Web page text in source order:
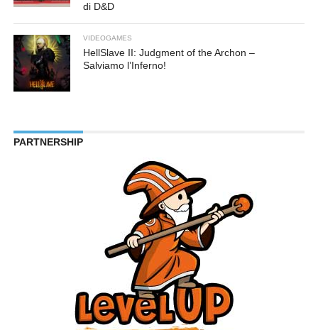
di D&D
VIDEOGAMES
HellSlave II: Judgment of the Archon –
Salviamo l’Inferno!
PARTNERSHIP